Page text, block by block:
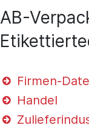
AB-
Firmen-
Handel